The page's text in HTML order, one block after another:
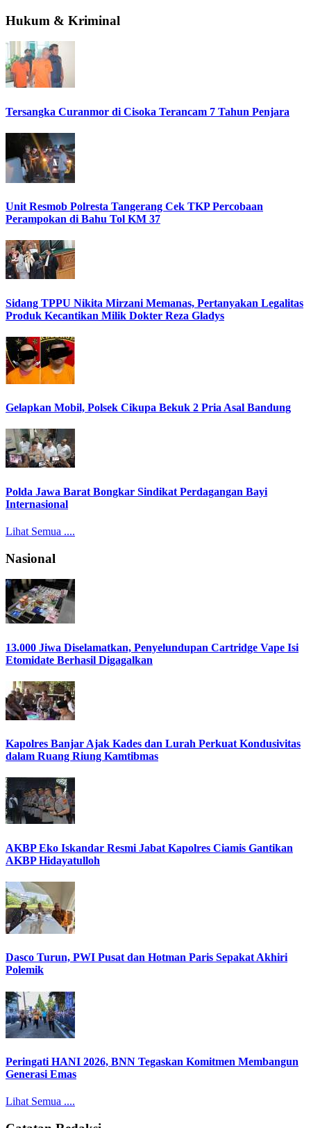
Hukum & Kriminal
Tersangka Curanmor di Cisoka Terancam 7 Tahun Penjara
Unit Resmob Polresta Tangerang Cek TKP Percobaan
Perampokan di Bahu Tol KM 37
Sidang TPPU Nikita Mirzani Memanas, Pertanyakan Legalitas
Produk Kecantikan Milik Dokter Reza Gladys
Gelapkan Mobil, Polsek Cikupa Bekuk 2 Pria Asal Bandung
Polda Jawa Barat Bongkar Sindikat Perdagangan Bayi
Internasional
Lihat Semua ....
Nasional
13.000 Jiwa Diselamatkan, Penyelundupan Cartridge Vape Isi
Etomidate Berhasil Digagalkan
Kapolres Banjar Ajak Kades dan Lurah Perkuat Kondusivitas
dalam Ruang Riung Kamtibmas
AKBP Eko Iskandar Resmi Jabat Kapolres Ciamis Gantikan
AKBP Hidayatulloh
Dasco Turun, PWI Pusat dan Hotman Paris Sepakat Akhiri
Polemik
Peringati HANI 2026, BNN Tegaskan Komitmen Membangun
Generasi Emas
Lihat Semua ....